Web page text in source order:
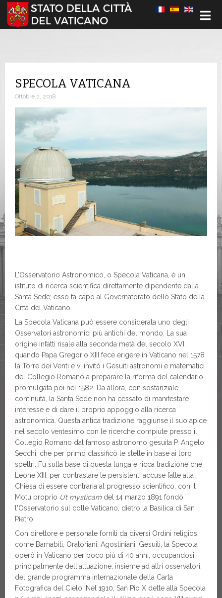
Seleziona la tua lingua
SPECOLA VATICANA
Ottobre 2, 2018
L’Osservatorio Astronomico, o Specola Vaticana, è un
istituto di ricerca scientifica direttamente dipendente dalla
Santa Sede; esso fa capo al Governatorato dello Stato della
Città del Vaticano.
La Specola Vaticana può essere considerata uno degli
Osservatori astronomici più antichi del mondo. La sua
origine infatti risale alla seconda metà del secolo XVI,
quando Papa Gregorio XIII fece erigere in Vaticano nel 1578
la Torre dei Venti e vi invitò i Gesuiti astronomi e matematici
del Collegio Romano a preparare la riforma del calendario
promulgata poi nel 1582. Da allora, con sostanziale
continuità, la Santa Sede non ha cessato di manifestare
interesse e di dare il proprio appoggio alla ricerca
astronomica. Questa antica tradizione raggiunse il suo apice
nel secolo ventesimo con le ricerche compiute presso il
Collegio Romano dal famoso astronomo gesuita P. Angelo
Secchi, che per primo classificò le stelle in base ai loro
spettri. Fu sulla base di questa lunga e ricca tradizione che
Leone XIII, per contrastare le persistenti accuse fatte alla
Chiesa di essere contraria al progresso scientifico, con il
Motu proprio Ut mysticam del 14 marzo 1891 fondò
l'Osservatorio sul colle Vaticano, dietro la Basilica di San
Pietro.
Con direttore e personale forniti da diversi Ordini religiosi
come Barnabiti, Oratoriani, Agostiniani, Gesuiti, la Specola
operò in Vaticano per poco più di 40 anni, occupandosi
principalmente dell'attuazione, insieme ad altri osservatori,
del grande programma internazionale della Carta
Fotografica del Cielo. Nel 1910, San Pio X dette alla Specola